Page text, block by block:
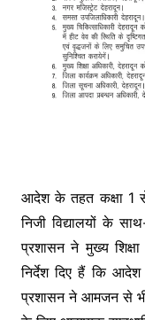
आदेश के तहत कक्षा 1
निजी विद्यालयों के
प्रशासन ने मुख्य
निर्देश दिए हैं कि
प्रशासन ने आमजन से